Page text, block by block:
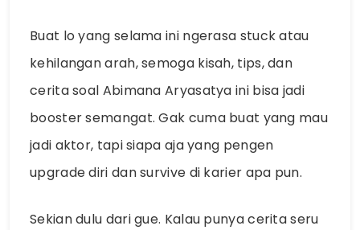
Buat lo yang selama ini ngerasa stuck atau
kehilangan arah, semoga kisah, tips, dan
cerita soal Abimana Aryasatya ini bisa jadi
booster semangat. Gak cuma buat yang mau
jadi aktor, tapi siapa aja yang pengen
upgrade diri dan survive di karier apa pun.
Sekian dulu dari gue. Kalau punya cerita seru